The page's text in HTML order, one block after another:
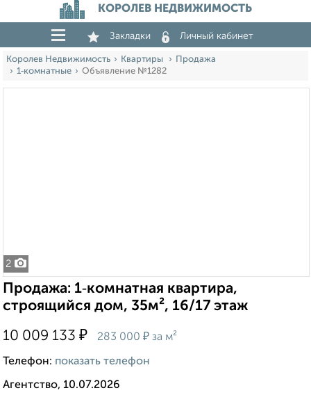
КОРОЛЕВ НЕДВИЖИМОСТЬ
Закладки Личный кабинет
Королев Недвижимость Квартиры
Продажа
1‑комнатные
Объявление №1282
2
Продажа: 1‑комнатная квартира,
строящийся дом, 35м², 16/17 этаж
10 009 133 ₽ 283 000 ₽ за м²
Телефон: показать телефон
Агентство, 10.07.2026